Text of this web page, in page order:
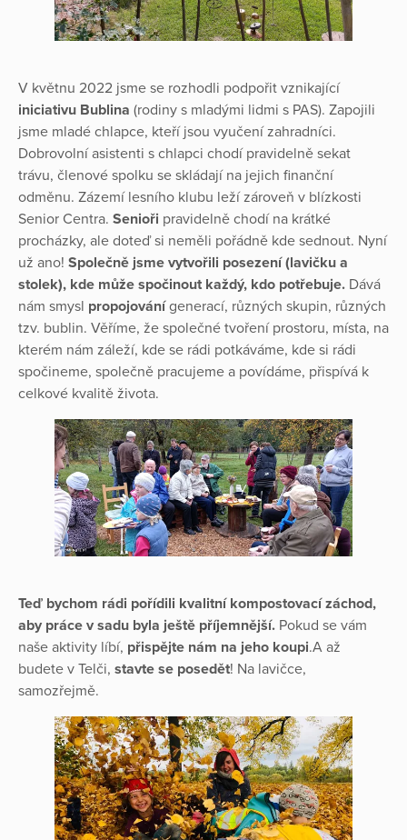
V květnu 2022 jsme se rozhodli podpořit vznikající
iniciativu Bublina (rodiny s mladými lidmi s PAS). Zapojili
jsme mladé chlapce, kteří jsou vyučení zahradníci.
Dobrovolní asistenti s chlapci chodí pravidelně sekat
trávu, členové spolku se skládají na jejich finanční
odměnu. Zázemí lesního klubu leží zároveň v blízkosti
Senior Centra. Senioři pravidelně chodí na krátké
procházky, ale doteď si neměli pořádně kde sednout. Nyní
už ano! Společně jsme vytvořili posezení (lavičku a
stolek), kde může spočinout každý, kdo potřebuje. Dává
nám smysl propojovánígenerací, různých skupin, různých
tzv. bublin. Věříme, že společné tvoření prostoru, místa, na
kterém nám záleží, kde se rádi potkáváme, kde si rádi
spočineme, společně pracujeme a povídáme, přispívá k
celkové kvalitě života.
Teď bychom rádi pořídili kvalitní kompostovací záchod,
aby práce v sadu byla ještě příjemnější. Pokud se vám
naše aktivity líbí, přispějte nám na jeho koupi.A až
budete v Telči, stavte se posedět! Na lavičce,
samozřejmě.